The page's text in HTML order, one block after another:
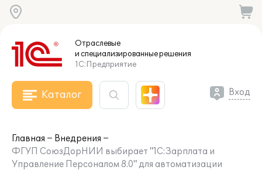
Отраслевые
и специализированныерешения
1С:Предприятие
Каталог Вход
Главная
Внедрения
ФГУП СоюзДорНИИ выбирает "1С:Зарплата и
Управление Персоналом 8.0" для автоматизации